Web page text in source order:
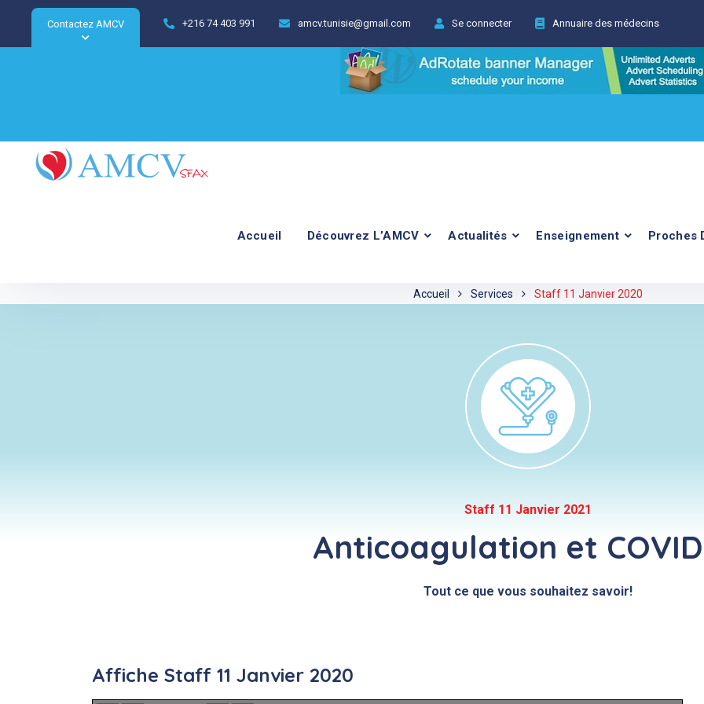
Contactez AMCV +216 74 403 991 amcv.tunisie@gmail.com Se connecter Annuaire des médecins
Accueil Découvrez L’AMCV Actualités Enseignement Proches
Accueil Services Staff 11 Janvier 2020
Staff 11 Janvier 2021
Anticoagulation et
Tout ce que vous souhaitez savoir!
Affiche Staff 11 Janvier 2020